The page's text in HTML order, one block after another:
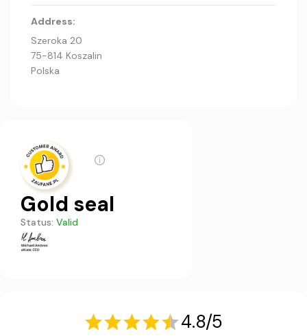
Address:
Szeroka 20
75-814 Koszalin
Polska
Gold seal
Status: Valid
4.8/5